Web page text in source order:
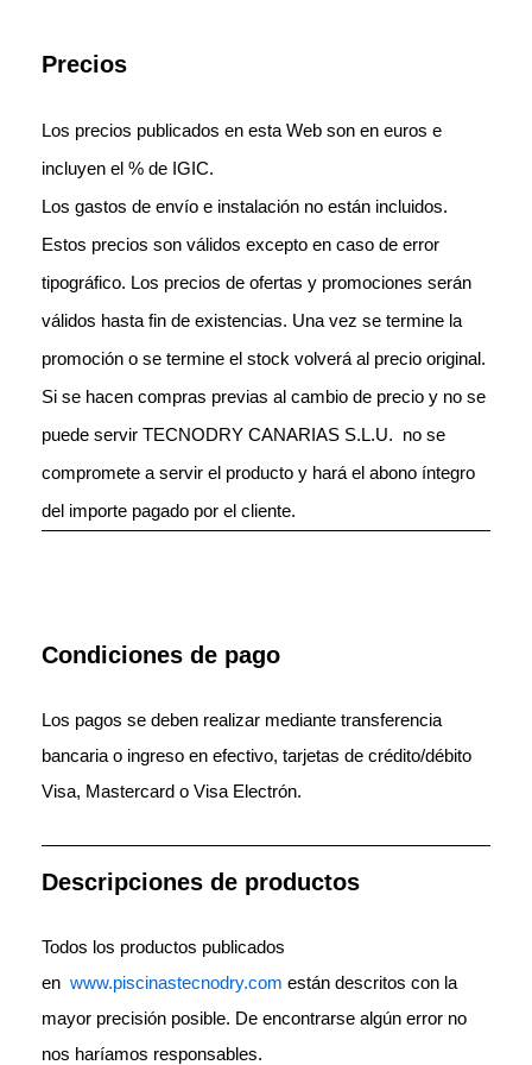
Precios
Los precios publicados en esta Web son en euros e
incluyen el % de IGIC.
Los gastos de envío e instalación no están incluidos.
Estos precios son válidos excepto en caso de error
tipográfico. Los precios de ofertas y promociones serán
válidos hasta fin de existencias. Una vez se termine la
promoción o se termine el stock volverá al precio original.
Si se hacen compras previas al cambio de precio y no se
puede servir TECNODRY CANARIAS S.L.U. no se
compromete a servir el producto y hará el abono íntegro
del importe pagado por el cliente.
Condiciones de pago
Los pagos se deben realizar mediante transferencia
bancaria o ingreso en efectivo, tarjetas de crédito/débito
Visa, Mastercard o Visa Electrón.
Descripciones de productos
Todos los productos publicados
en www.piscinastecnodry.com están descritos con la
mayor precisión posible. De encontrarse algún error no
nos haríamos responsables.